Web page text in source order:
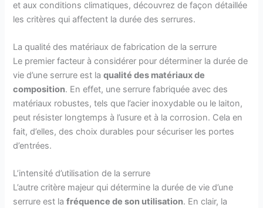
et aux conditions climatiques, découvrez de façon détaillée
les critères qui affectent la durée des serrures.
La qualité des matériaux de fabrication de la serrure
Le premier facteur à considérer pour déterminer la durée de
vie d’une serrure est laqualité des matériaux de
composition. En effet, une serrure fabriquée avec des
matériaux robustes, tels que l’acier inoxydable ou le laiton,
peut résister longtemps à l’usure et à la corrosion. Cela en
fait, d’elles, des choix durables pour sécuriser les portes
d’entrées.
L’intensité d’utilisation de la serrure
L’autre critère majeur qui détermine la durée de vie d’une
serrure est lafréquence de son utilisation. En clair, la